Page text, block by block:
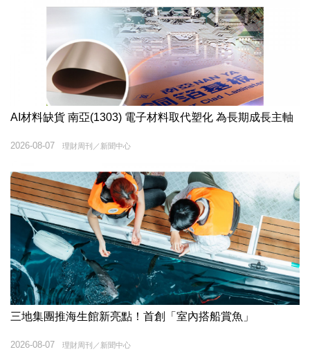
AI材料缺貨 南亞(1303) 電子材料取代塑化 為長期成長主軸
理財周刊／新聞中心
2026-08-07
三地集團推海生館新亮點！首創「室內搭船賞魚」
理財周刊／新聞中心
2026-08-07